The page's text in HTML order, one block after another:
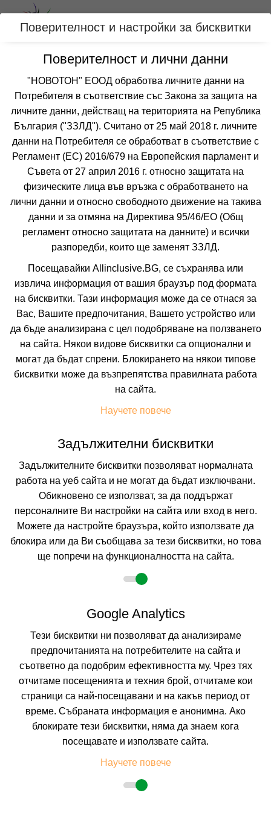
Вход
Категории
Хотел АЛУАСОУЛ СЪНИ БИЙЧ
СЛЪНЧЕВ БРЯГ
Отзиви от клиенти за хотел АЛУАСОУЛ СЪНИ
БИЙЧ
от 2 отзива
5.8
❮ ❯
УДОБСТВА В ХОТЕЛА
Период
5 нощувки
Настаняване
Описание
Хотел АЛУАСОУЛ ****, Слънчев бряг
Курорт:Слънчев бряг
Местоположение:Алуасоул е оживен 4-звезден хотел само за
възрастни над 16 г., разположен в сърцето на Слънчев бряг, България,
само на няколко крачки от плажа и централната алея. На 300 м. от
центъра на курорта, на 35 км. от летище Бургас.
6-етажният Алуасоул предлага 397 реновирани стаи в
различни категории, включително ексклузивни стаи „My favorite club”
Поверителност и настройки за бисквитки
Поверителност и лични данни
"НОВОТОН" ЕООД обработва личните данни на
Потребителя в съответствие със Закона за защита на
личните данни, действащ на територията на Република
България ("ЗЗЛД"). Считано от 25 май 2018 г. личните
данни на Потребителя се обработват в съответствие с
Регламент (ЕС) 2016/679 на Европейския парламент и
Съвета от 27 април 2016 г. относно защитата на
физическите лица във връзка с обработването на
лични данни и относно свободното движение на такива
данни и за отмяна на Директива 95/46/EО (Общ
регламент относно защитата на данните) и всички
разпоредби, които ще заменят ЗЗЛД.
Посещавайки Allinclusive.BG, се съхранява или
извлича информация от вашия браузър под формата
на бисквитки. Тази информация може да се отнася за
Вас, Вашите предпочитания, Вашето устройство или
да бъде анализирана с цел подобряване на ползването
на сайта. Някои видове бисквитки са опционални и
могат да бъдат спрени. Блокирането на някои типове
бисквитки може да възпрепятства правилната работа
на сайта.
Научете повече
Задължителни бисквитки
Задължителните бисквитки позволяват нормалната
работа на уеб сайта и не могат да бъдат изключвани.
Обикновено се използват, за да поддържат
персоналните Ви настройки на сайта или вход в него.
Можете да настройте браузъра, който използвате да
блокира или да Ви съобщава за тези бисквитки, но това
ще попречи на функционалността на сайта.
Google Analytics
Тези бисквитки ни позволяват да анализираме
предпочитанията на потребителите на сайта и
съответно да подобрим ефективността му. Чрез тях
отчитаме посещенията и техния брой, отчитаме кои
страници са най-посещавани и на какъв период от
време. Събраната информация е анонимна. Ако
блокирате тези бисквитки, няма да знаем кога
посещавате и използвате сайта.
Научете повече